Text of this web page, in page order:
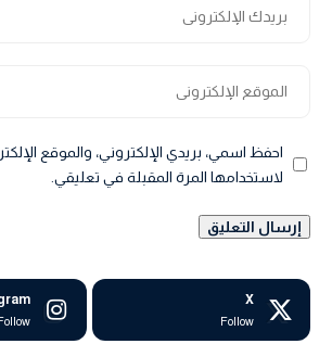
احفظ اسمي، بريدي الإلكتروني، والموقع
لاستخدامها المرة المقبلة في تعليقي.
X
Follow
Follow